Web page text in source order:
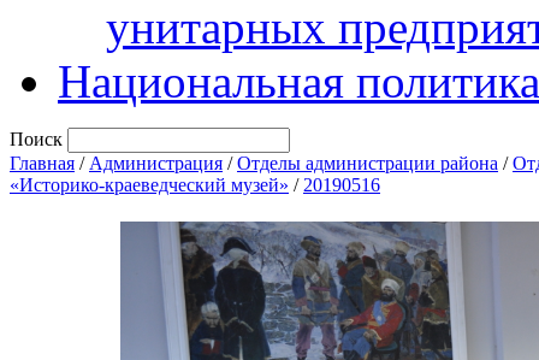
унитарных
Национальная политика
Поиск
Главная / Администрация /Отделы администрации района /
«Историко-краеведческий музей» / 20190516